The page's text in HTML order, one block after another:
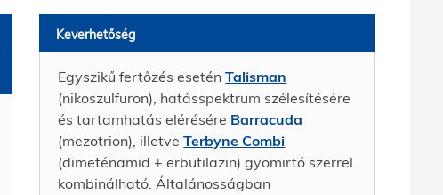
Keverhetőség
Egyszikű fertőzés eseténTalisman
(nikoszulfuron), hatásspektrum szélesítésére
és tartamhatás elérésére Barracuda
(mezotrion), illetveTerbyne Combi
(dimeténamid + erbutilazin) gyomirtó szerrel
kombinálható. Általánosságban